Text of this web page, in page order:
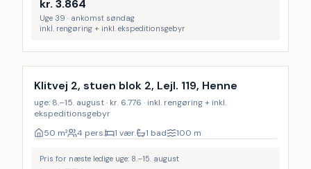
kr. 3.864
Uge 39 · ankomst søndag
inkl. rengøring + inkl. ekspeditionsgebyr
Inkl. rengøring
Klitvej 2, stuen blok 2, Lejl. 119, Henne
uge: 8.–15. august · kr. 6.776 · inkl. rengøring + inkl.
ekspeditionsgebyr
50 m² 4 pers. 1 vær. 1 bad 100 m
Pris for næste ledige uge: 8.–15. august